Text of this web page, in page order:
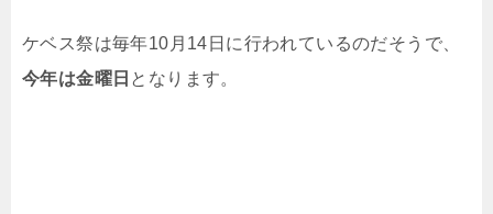
ケベス祭は毎年10月14日に行われているのだそうで、
今年は金曜日 となります。